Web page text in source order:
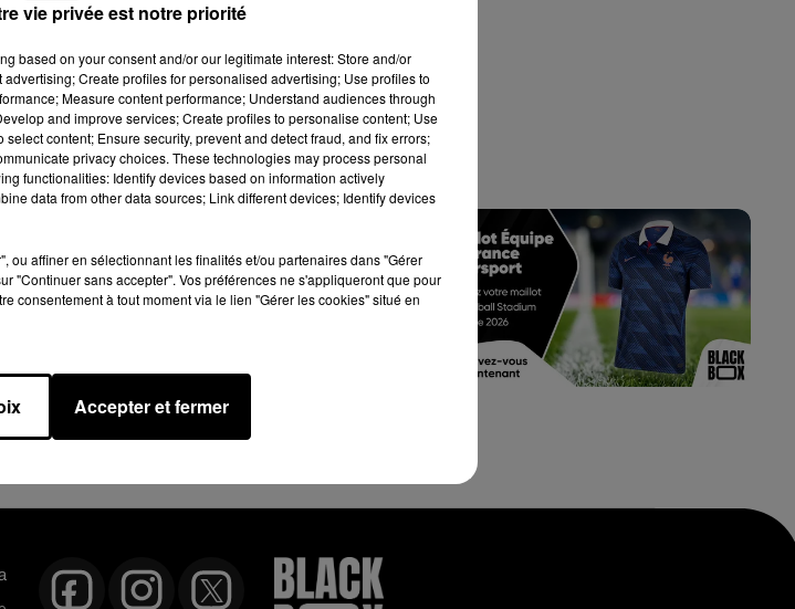
vie privée est notre priorité
based on your consent and/or our legitimate interest: Store and/or
Create profiles for personalised advertising; Use profiles to
Measure content performance; Understand audiences through
and improve services; Create profiles to personalise content; Use
content; Ensure security, prevent and detect fraud, and fix errors;
privacy choices. These technologies may process personal
functionalities: Identify devices based on information actively
data from other data sources; Link different devices; Identify devices
ou affiner en sélectionnant les finalités et/ou partenaires dans "Gérer
"Continuer sans accepter". Vos préférences ne s'appliqueront que pour
consentement à tout moment via le lien "Gérer les cookies" situé en
Accepter et fermer